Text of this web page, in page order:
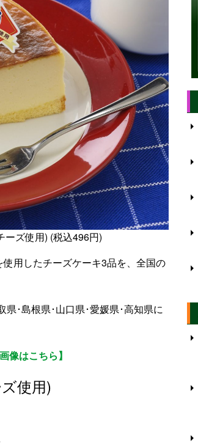
ーズ使用) (税込496円)
用したチーズケーキ3品を、全国の
･島根県･山口県･愛媛県･高知県に
像はこちら】
使用)